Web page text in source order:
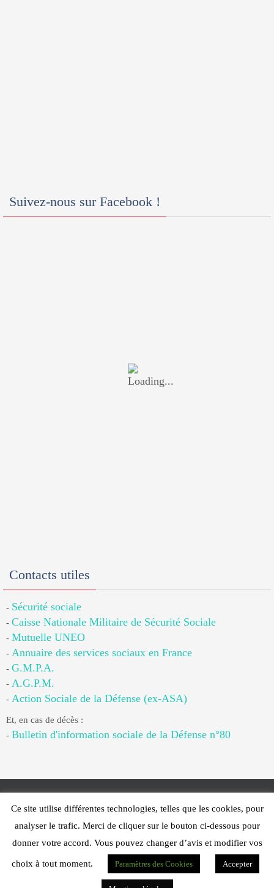
Suivez-nous sur Facebook !
Contacts utiles
- Sécurité sociale
- Caisse Nationale Militaire de Sécurité Sociale
- Mutuelle UNEO
- Annuaire des services sociaux en France
- G.M.P.A.
- A.G.P.M.
- Action Sociale de la Défense (ex-ASA)
Et, en cas de décès :
- Bulletin d'information sociale de la Défense n°80
Web Design - PFS Concept Toulon - © 2025
Fonctionne avec Nirvana WordPress.
Ce site utilise différentes technologies, telles que les cookies, pour
analyser le trafic. Merci de cliquer sur le bouton ci-dessous pour
donner votre accord. Vous pouvez changer d’avis et modifier vos
choix à tout moment. Paramètres des Cookies Accepter